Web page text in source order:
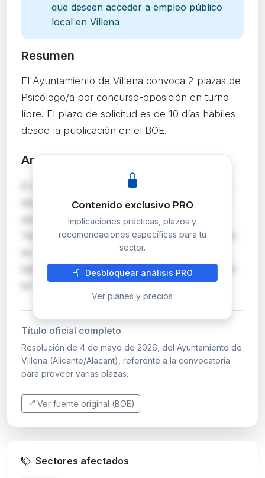
que deseen acceder a empleo público
local en Villena
Resumen
El Ayuntamiento de Villena convoca 2 plazas de
Psicólogo/a por concurso-oposición en turno
libre. El plazo de solicitud es de 10 días hábiles
desde la publicación en el BOE.
Análisis detallado
El Ayuntamiento de Villena (Alicante) convoca
dos plazas de Psicólogo/a pertenecientes a la
escala de Administración Especial, subescala
Técnica, clase Superior. El sistema de selección
es el concurso-oposición en turno libre. Las
bases fueron publicadas en el Boletín Oficial de
la Provincia de Alicante número 75, de 2…
Contenido exclusivo PRO
Implicaciones prácticas, plazos y
recomendaciones específicas para tu
sector.
Desbloquear análisis PRO
Ver planes y precios
Título oficial completo
Resolución de 4 de mayo de 2026, del Ayuntamiento de
Villena (Alicante/Alacant), referente a la convocatoria
para proveer varias plazas.
Ver fuente original (BOE)
Sectores afectados